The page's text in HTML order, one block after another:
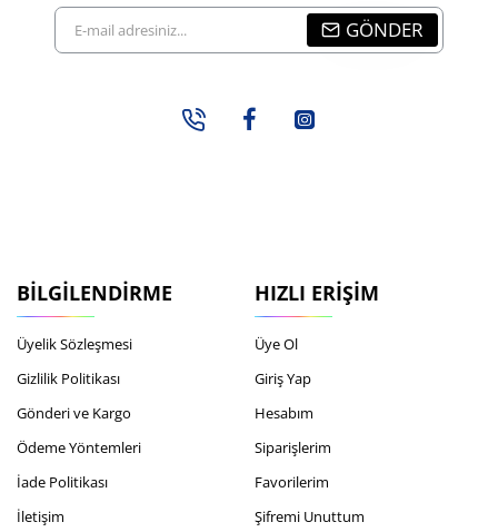
E-
mail
GÖNDER
BILGILENDIRME
Üyelik Sözleşmesi
Gizlilik Politikası
Gönderi ve Kargo
Ödeme Yöntemleri
İade Politikası
İletişim
HIZLI ERIŞIM
Üye Ol
Giriş Yap
Hesabım
Siparişlerim
Favorilerim
Şifremi Unuttum